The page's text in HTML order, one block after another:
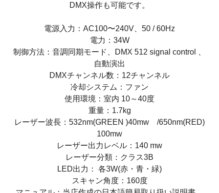
DMX操作も可能です。
電源入力：AC100〜240V、50 / 60Hz
電力：34W
制御方法：音調同期モード、DMX 512 signal control 、
自動演出
DMXチャンネル数：12チャンネル
冷却システム：ファン
使用環境：室内 10～40度
重量：1.7kg
レーザー波長：532nm(GREEN )40mw /650nm(RED)
100mw
レーザー出力レベル：140 mw
レーザー分類：クラス3B
LED出力： 各3W(赤・青・緑)
スキャン角度：160度